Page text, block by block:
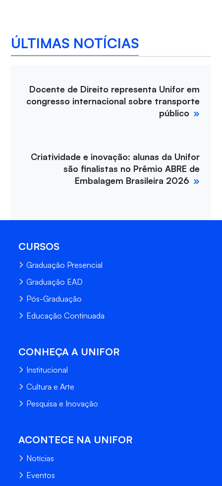
ÚLTIMAS NOTÍCIAS
Docente de Direito representa Unifor em
congresso internacional sobre transporte
público
Criatividade e inovação: alunas da Unifor
são finalistas no Prêmio ABRE de
Embalagem Brasileira 2026
CURSOS
Graduação Presencial
Graduação EAD
Pós-Graduação
Educação Continuada
CONHEÇA A UNIFOR
Institucional
Cultura e Arte
Pesquisa e Inovação
ACONTECE NA UNIFOR
Notícias
Eventos